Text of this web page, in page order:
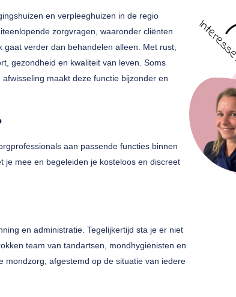
en verpleeghuizen in de regio
zorgvragen, waaronder cliënten
verder dan behandelen alleen. Met rust,
gezondheid en kwaliteit van leven. Soms
maakt deze functie bijzonder en
aan passende functies binnen
je mee en begeleiden je kosteloos en discreet
en administratie. Tegelijkertijd sta je er niet
team van tandartsen, mondhygiënisten en
mondzorg, afgestemd op de situatie van iedere